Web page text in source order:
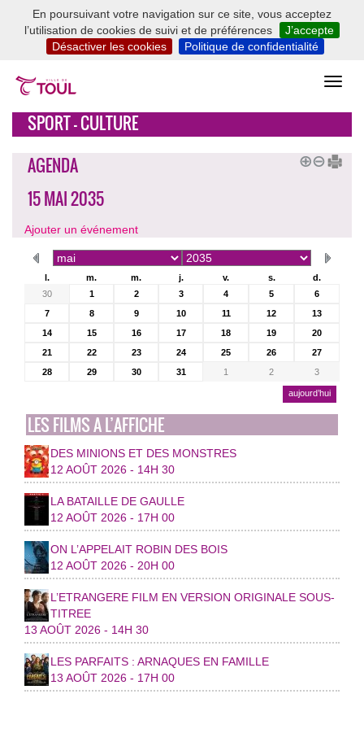
En poursuivant votre navigation sur ce site, vous acceptez
l’utilisation de cookies de suivi et de préférences
J’accepte
Désactiver les cookies
Politique de confidentialité
SPORT - CULTURE
AGENDA
15 MAI 2035
Ajouter un événement
l. m. m. j. v. s.
d.
30
1 2 3 4 5
6
7
8 9 10 11 12
13
14
15 16 17 18 19
20
21
22 23 24 25 26
27
28
29 30 31 1 2 3
aujourd’hui
LES FILMS A L’AFFICHE
DES MINIONS ET DES MONSTRES
12 AOÛT 2026 - 14H 30
LA BATAILLE DE GAULLE
12 AOÛT 2026 - 17H 00
ON L’APPELAIT ROBIN DES BOIS
12 AOÛT 2026 - 20H 00
L’ETRANGERE FILM EN VERSION ORIGINALE SOUS-
TITREE
13 AOÛT 2026 - 14H 30
LES PARFAITS : ARNAQUES EN FAMILLE
13 AOÛT 2026 - 17H 00